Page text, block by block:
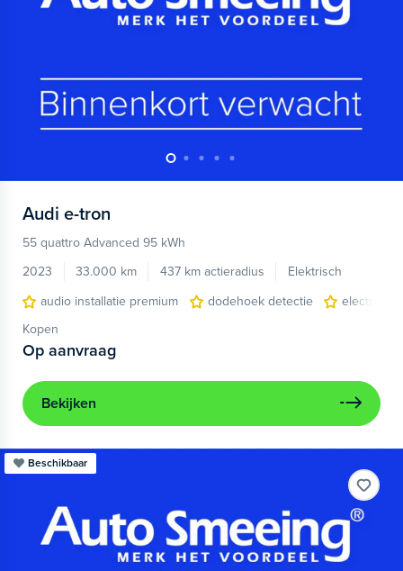
Audi e-tron
55 quattro Advanced 95 kWh
2023
33.000 km 437 km actieradius
Elektrisch
audio installatie premium
dodehoek detectie
electronic
Kopen
Op aanvraag
Bekijken
Beschikbaar